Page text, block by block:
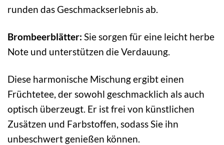
runden das Geschmackserlebnis ab.
Brombeerblätter: Sie sorgen für eine leicht herbe
Note und unterstützen die Verdauung.
Diese harmonische Mischung ergibt einen
Früchtetee, der sowohl geschmacklich als auch
optisch überzeugt. Er ist frei von künstlichen
Zusätzen und Farbstoffen, sodass Sie ihn
unbeschwert genießen können.